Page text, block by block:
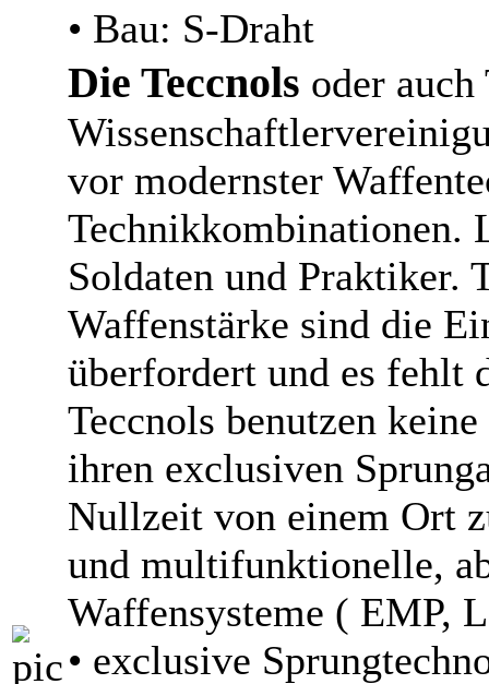
• Bau: S-Draht
Die Teccnols oder
vor modernster
Technikkombinationen.
Soldaten und Praktiker.
Waffenstärke sind die
überfordert und es
Teccnols benutzen
ihren exclusiven
Nullzeit von einem Ort
und multifunktionelle,
Waffensysteme ( EMP,
• exclusive